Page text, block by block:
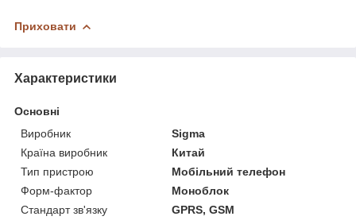
Приховати
Характеристики
Основні
Виробник
Sigma
Країна виробник
Китай
Тип пристрою
Мобільний телефон
Форм-фактор
Моноблок
Стандарт зв'язку
GPRS, GSM